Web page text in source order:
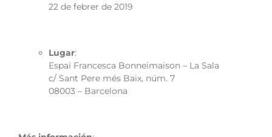
22 de febrer de 2019
Lugar:
Espai Francesca Bonneimaison – La Sala
c/ Sant Pere més Baix, núm. 7
08003 – Barcelona